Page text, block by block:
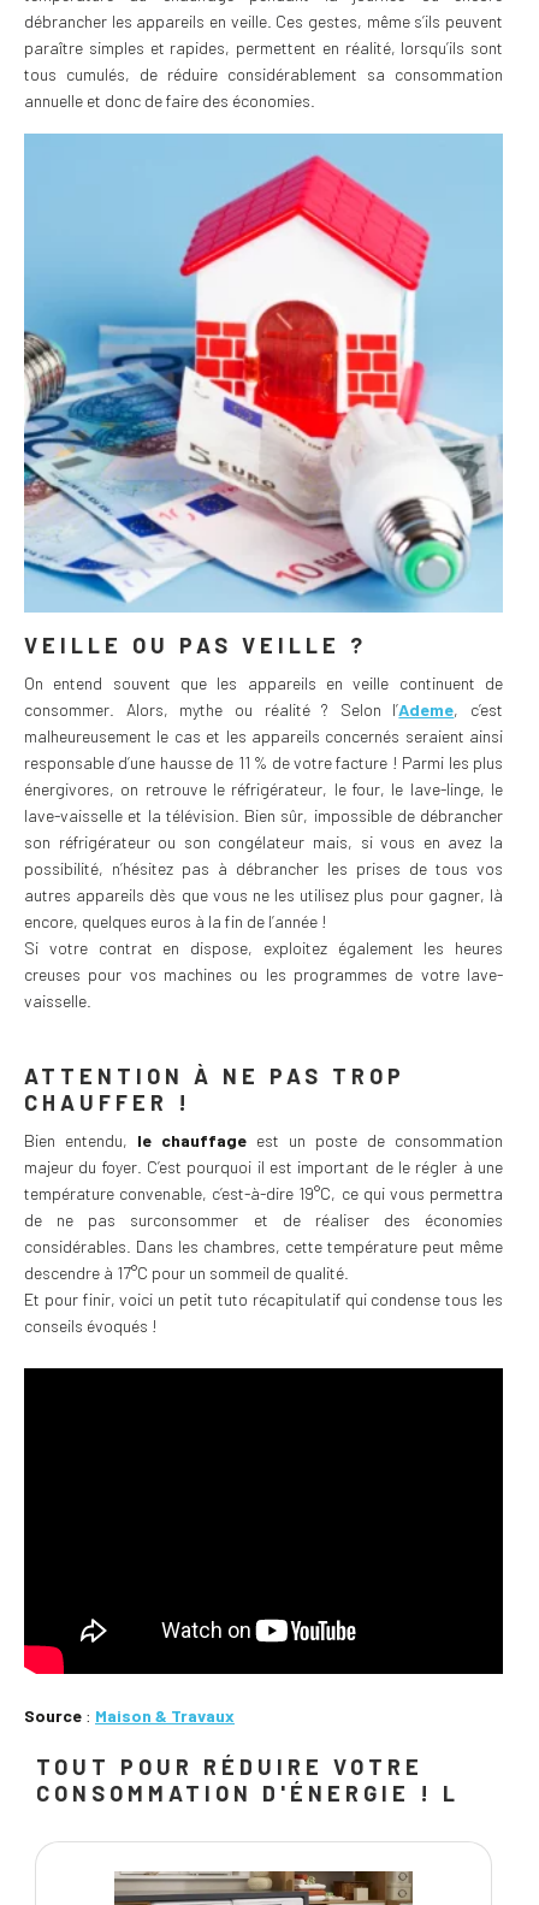
débrancher les appareils en veille. Ces gestes, même s’ils peuvent
paraître simples et rapides, permettent en réalité, lorsqu’ils sont
tous cumulés, de réduire considérablement sa consommation
annuelle et donc de faire des économies.
VEILLE OU PAS VEILLE ?
On entend souvent que les appareils en veille continuent de
consommer. Alors, mythe ou réalité ? Selon l’Ademe, c’est
malheureusement le cas et les appareils concernés seraient ainsi
responsable d’une hausse de 11 % de votre facture ! Parmi les plus
énergivores, on retrouve le réfrigérateur, le four, le lave-linge, le
lave-vaisselle et la télévision. Bien sûr, impossible de débrancher
son réfrigérateur ou son congélateur mais, si vous en avez la
possibilité, n’hésitez pas à débrancher les prises de tous vos
autres appareils dès que vous ne les utilisez plus pour gagner, là
encore, quelques euros à la fin de l’année !
Si votre contrat en dispose, exploitez également les heures
creuses pour vos machines ou les programmes de votre lave-
vaisselle.
ATTENTION À NE PAS TROP
CHAUFFER !
Bien entendu, le chauffage est un poste de consommation
majeur du foyer. C’est pourquoi il est important de le régler à une
température convenable, c’est-à-dire 19°C, ce qui vous permettra
de ne pas surconsommer et de réaliser des économies
considérables. Dans les chambres, cette température peut même
descendre à 17°C pour un sommeil de qualité.
Et pour finir, voici un petit tuto récapitulatif qui condense tous les
conseils évoqués !
Source : Maison & Travaux
TOUT POUR RÉDUIRE VOTRE
CONSOMMATION D'ÉNERGIE ! L